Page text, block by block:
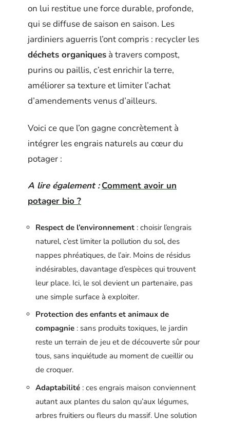
on lui restitue une force durable, profonde,
qui se diffuse de saison en saison. Les
jardiniers aguerris l’ont compris : recycler les
déchets organiques à travers compost,
purins ou paillis, c’est enrichir la terre,
améliorer sa texture et limiter l’achat
d’amendements venus d’ailleurs.
Voici ce que l’on gagne concrètement à
intégrer les engrais naturels au cœur du
potager :
A lire également : Comment avoir un
potager bio ?
Respect de l’environnement : choisir l’engrais
naturel, c’est limiter la pollution du sol, des
nappes phréatiques, de l’air. Moins de résidus
indésirables, davantage d’espèces qui trouvent
leur place. Ici, le sol devient un partenaire, pas
une simple surface à exploiter.
Protection des enfants et animaux de
compagnie : sans produits toxiques, le jardin
reste un terrain de jeu et de découverte sûr pour
tous, sans inquiétude au moment de cueillir ou
de croquer.
Adaptabilité : ces engrais maison conviennent
autant aux plantes du salon qu’aux légumes,
arbres fruitiers ou fleurs du massif. Une solution